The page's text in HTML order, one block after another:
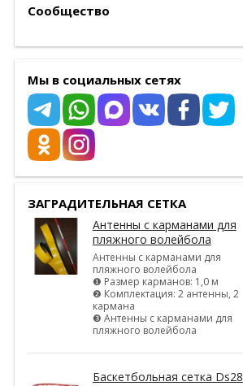
Сообщество
Мы в социальных сетях
ЗАГРАДИТЕЛЬНАЯ СЕТКА
Антенны с карманами для
пляжного волейбола
Антенны с карманами для
пляжного волейбола
❶ Размер карманов: 1,0 м
❷ Комплектация: 2 антенны, 2
кармана
❸ Антенны с карманами для
пляжного волейбола
Баскетбольная сетка Ds28